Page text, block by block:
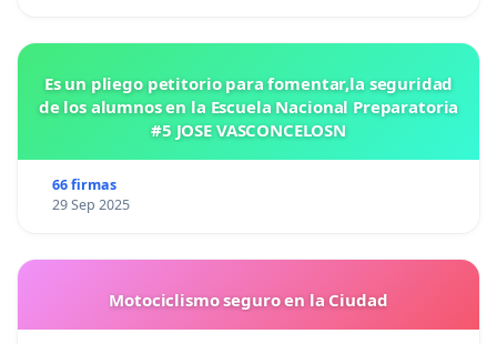
Es un pliego petitorio para fomentar,la seguridad
de los alumnos en la Escuela Nacional Preparatoria
#5 JOSE VASCONCELOSN
66 firmas
29 Sep 2025
Motociclismo seguro en la Ciudad